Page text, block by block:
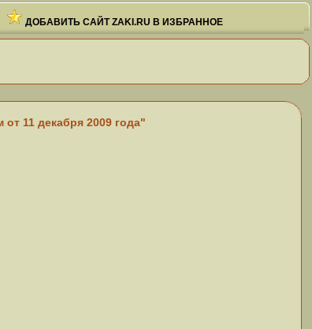
ДОБАВИТЬ САЙТ ZAKI.RU В ИЗБРАННОЕ
11 декабря 2009 года"